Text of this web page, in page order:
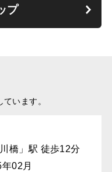
プ
います。
橋」駅 徒歩12分
02月